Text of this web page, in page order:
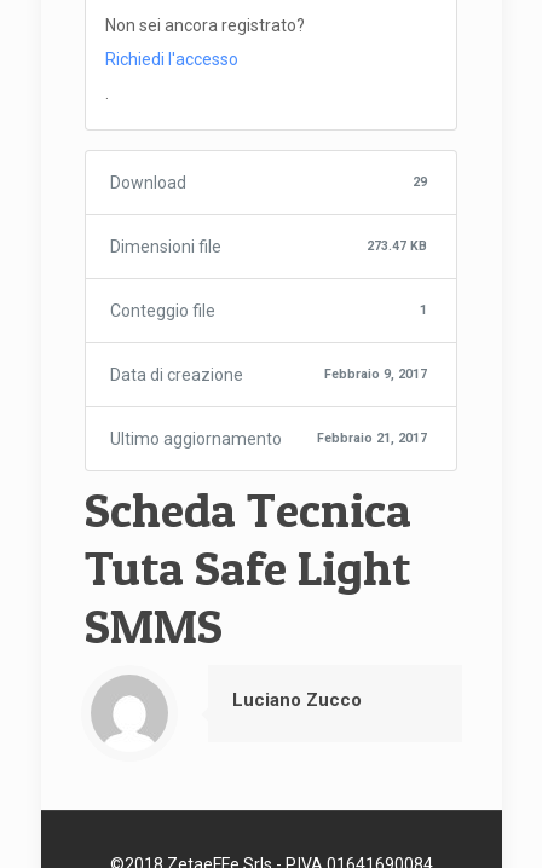
Non sei ancora registrato?
Richiedi l'accesso
Download 29
Dimensioni file 273.47 KB
Conteggio file 1
Data di creazione Febbraio 9, 2017
Ultimo aggiornamento Febbraio 21, 2017
Scheda Tecnica
Tuta Safe Light
SMMS
Luciano Zucco